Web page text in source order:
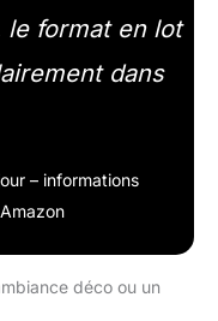
le format en lot
dans
– informations
déco ou un